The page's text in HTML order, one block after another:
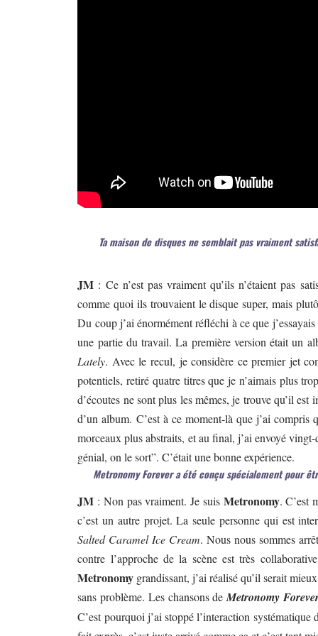
Ta maison de disques ne semblait pas vraiment
JM : Ce n’est pas vraiment qu’ils n’étaient pas
comme quoi ils trouvaient le disque super, mais
Du coup j’ai énormément réfléchi à ce que
une partie du travail. La première version était un
Lately. Avec le recul, je considère ce premier jet
potentiels, retiré quatre titres que je n’aimais plus
d’écoutes ne sont plus les mêmes, je trouve qu’il
d’un album. C’est à ce moment-là que j’ai
morceaux plus abstraits, et au final, j’ai envoyé
génial, on le sort”. C’était une bonne expérience.
Metronomy Forever a été conçu spécialement pour
JM : Non pas vraiment. Je suis Metronomy. C’est
c’est un autre projet. La seule personne qui est
Salted Caramel Ice Cream. Nous nous sommes
contre l’approche de la scène est très
Metronomy grandissant, j’ai réalisé qu’il serait
sans problème. Les chansons de Metronomy
C’est pourquoi j’ai stoppé l’interaction